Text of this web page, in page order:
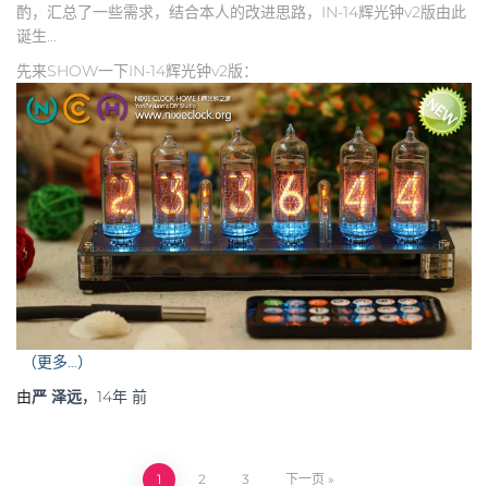
酌，汇总了一些需求，结合本人的改进思路，IN-14辉光钟v2版由此
诞生…
先来SHOW一下IN-14辉光钟v2版：
（更多…）
由严 泽远， 14年 前
1 2 3 下一页